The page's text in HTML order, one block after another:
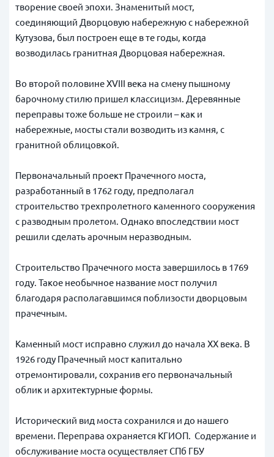
творение своей эпохи. Знаменитый мост,
соединяющий Дворцовую набережную с набережной
Кутузова, был построен еще в те годы, когда
возводилась гранитная Дворцовая набережная.
Во второй половине XVIII века на смену пышному
барочному стилю пришел классицизм. Деревянные
переправы тоже больше не строили – как и
набережные, мосты стали возводить из камня, с
гранитной облицовкой.
Первоначальный проект Прачечного моста,
разработанный в 1762 году, предполагал
строительство трехпролетного каменного сооружения
с разводным пролетом. Однако впоследствии мост
решили сделать арочным неразводным.
Строительство Прачечного моста завершилось в 1769
году. Такое необычное название мост получил
благодаря располагавшимся поблизости дворцовым
прачечным.
Каменный мост исправно служил до начала XX века. В
1926 году Прачечный мост капитально
отремонтировали, сохранив его первоначальный
облик и архитектурные формы.
Исторический вид моста сохранился и до нашего
времени. Переправа охраняется КГИОП. Содержание и
обслуживание моста осуществляет СПб ГБУ